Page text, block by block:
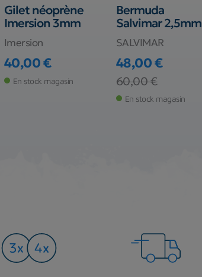
Gilet néoprène
Imersion 3mm
Imersion
Prix
40,00 €
En stock magasin
Bermuda
Salvimar 2,5mm
SALVIMAR
Prix
48,00 €
Prix de base
60,00 €
En stock magasin